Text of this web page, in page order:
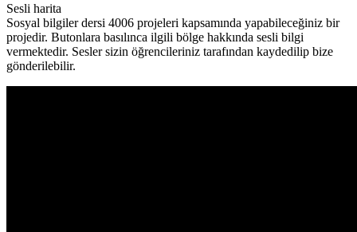
Sesli harita
Sosyal bilgiler dersi 4006 projeleri kapsamında yapabileceğiniz bir
projedir. Butonlara basılınca ilgili bölge hakkında sesli bilgi
vermektedir. Sesler sizin öğrencileriniz tarafından kaydedilip bize
gönderilebilir.